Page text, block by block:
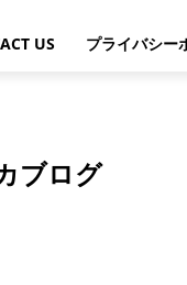
US プライバシー
ブログ